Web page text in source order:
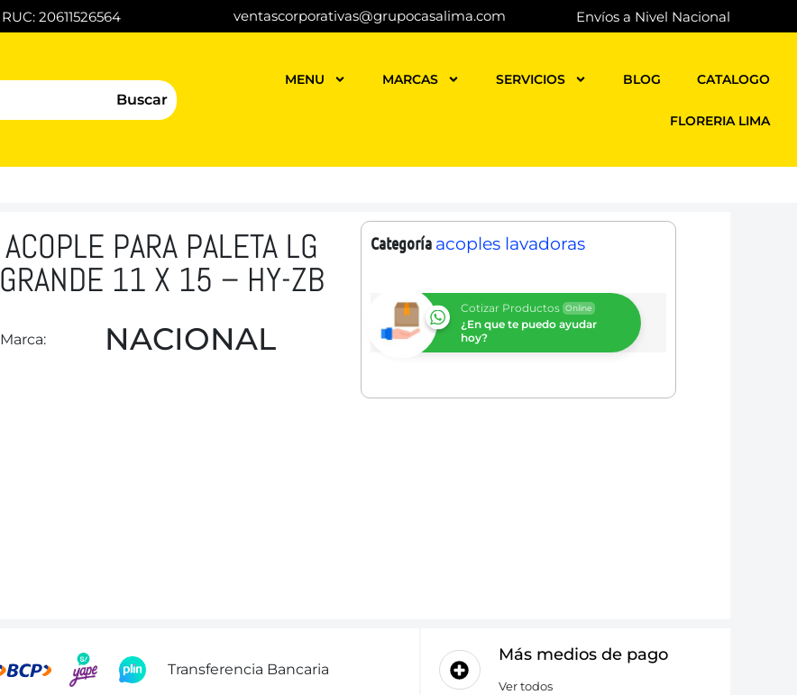
RUC: 20611526564 ventascorporativas@grupocasalima.com Envíos a Nivel Nacional
Buscar
MENU MARCAS SERVICIOS BLOG CATALOGO
FLORERIA LIMA
ACOPLE PARA PALETA LG
GRANDE 11 X 15 – HY-ZB
Marca: NACIONAL
Categoría acoples lavadoras
Cotizar Productos Online
¿En que te puedo ayudar
hoy?
Transferencia Bancaria
Más medios de pago
Ver todos